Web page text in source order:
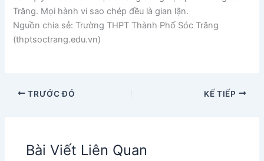
Trăng. Mọi hành vi sao chép đều là gian lận.
Nguồn chia sẻ: Trường THPT Thành Phố Sóc Trăng
(thptsoctrang.edu.vn)
TRƯỚC ĐÓ KẾ TIẾP
Bài Viết Liên Quan